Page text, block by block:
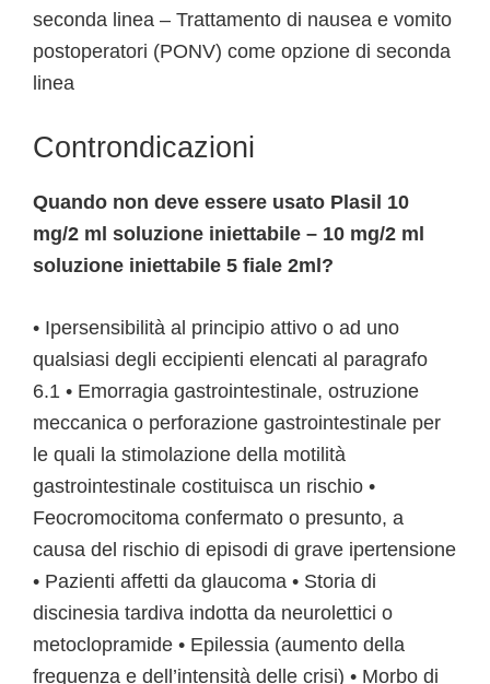
seconda linea – Trattamento di nausea e vomito
postoperatori (PONV) come opzione di seconda
linea
Controndicazioni
Quando non deve essere usato Plasil 10
mg/2 ml soluzione iniettabile – 10 mg/2 ml
soluzione iniettabile 5 fiale 2ml?
• Ipersensibilità al principio attivo o ad uno
qualsiasi degli eccipienti elencati al paragrafo
6.1 • Emorragia gastrointestinale, ostruzione
meccanica o perforazione gastrointestinale per
le quali la stimolazione della motilità
gastrointestinale costituisca un rischio •
Feocromocitoma confermato o presunto, a
causa del rischio di episodi di grave ipertensione
• Pazienti affetti da glaucoma • Storia di
discinesia tardiva indotta da neurolettici o
metoclopramide • Epilessia (aumento della
frequenza e dell’intensità delle crisi) • Morbo di